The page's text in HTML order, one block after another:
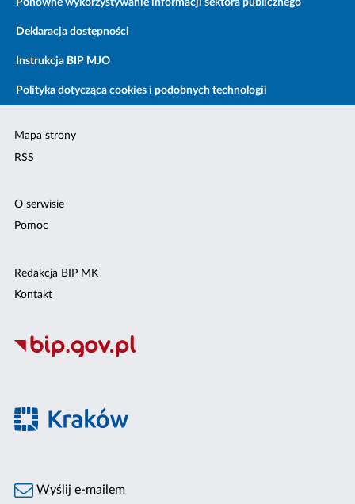
Ponowne wykorzystywanie informacji sektora publicznego
Deklaracja dostępności
Instrukcja BIP MJO
Polityka dotycząca cookies i podobnych technologii
Mapa strony
RSS
O serwisie
Pomoc
Redakcja BIP MK
Kontakt
Wyślij e-mailem